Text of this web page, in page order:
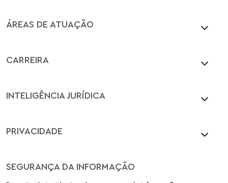
ÁREAS DE ATUAÇÃO
CARREIRA
INTELIGÊNCIA JURÍDICA
PRIVACIDADE
SEGURANÇA DA INFORMAÇÃO